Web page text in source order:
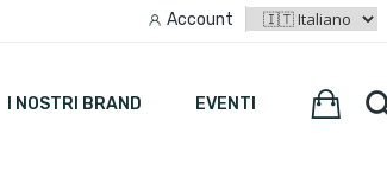
Account
I NOSTRI BRAND EVENTI